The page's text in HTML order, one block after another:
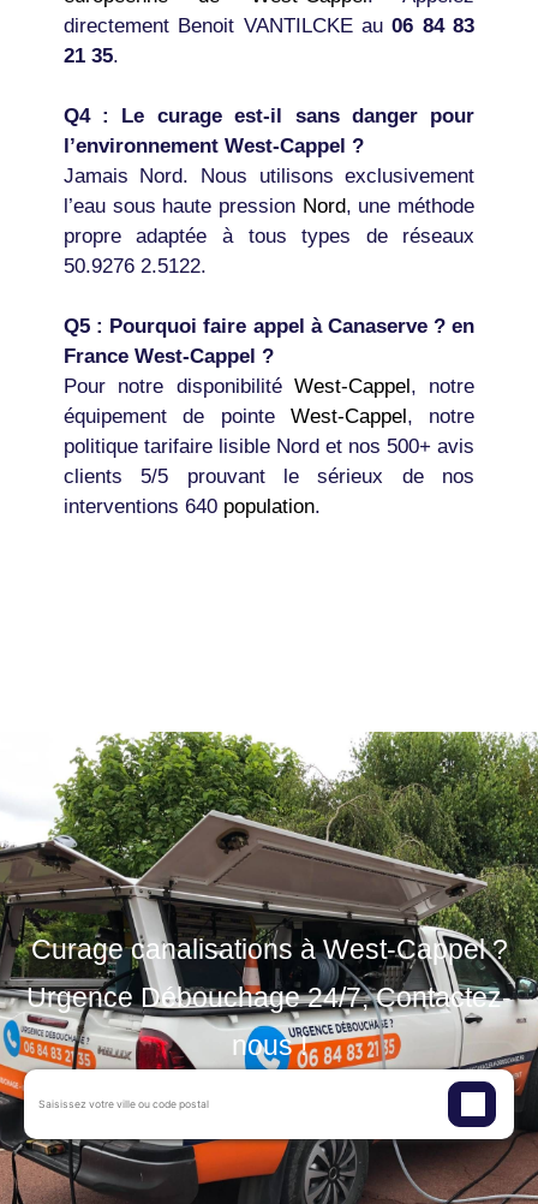
directement Benoit VANTILCKE au06 84 83
21 35.
Q4 : Le curage est-il sans danger pour
l’environnement West-Cappel ?
Jamais Nord. Nous utilisons exclusivement
l’eau sous haute pression Nord, une méthode
propre adaptée à tous types de réseaux
50.9276 2.5122.
Q5 : Pourquoi faire appel à Canaserve ? en
France West-Cappel ?
Pour notre disponibilité West-Cappel , notre
équipement de pointe West-Cappel , notre
politique tarifaire lisible Nord et nos 500+ avis
clients 5/5 prouvant le sérieux de nos
interventions 640 population.
Curage canalisations à West-Cappel ?
Urgence Débouchage 24/7, Contactez-
nous !